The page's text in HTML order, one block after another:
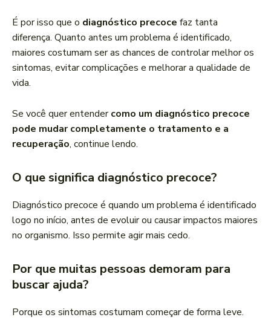
É por isso que o diagnóstico precoce faz tanta
diferença. Quanto antes um problema é identificado,
maiores costumam ser as chances de controlar melhor os
sintomas, evitar complicações e melhorar a qualidade de
vida.
Se você quer entendercomo um diagnóstico precoce
pode mudar completamente o tratamento e a
recuperação, continue lendo.
O que significa diagnóstico precoce?
Diagnóstico precoce é quando um problema é identificado
logo no início, antes de evoluir ou causar impactos maiores
no organismo. Isso permite agir mais cedo.
Por que muitas pessoas demoram para
buscar ajuda?
Porque os sintomas costumam começar de forma leve.